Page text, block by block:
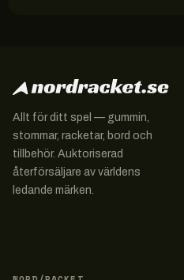
Allt för ditt spel — gummin,
stommar, racketar, bord och
tillbehör. Auktoriserad
återförsäljare av världens
ledande märken.